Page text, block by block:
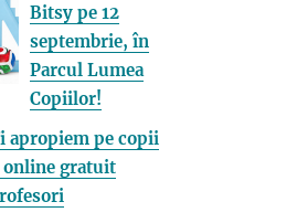
Bitsy pe 12
septembrie, în
Parcul Lumea
Copiilor!
apropiem pe copii
online gratuit